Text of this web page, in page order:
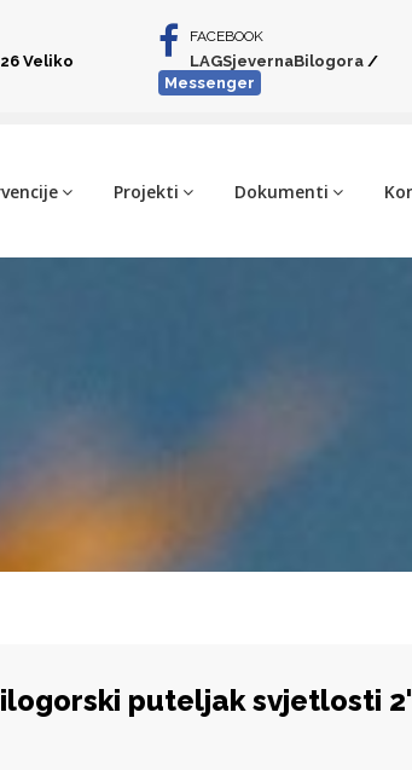
Veliko
FACEBOOK
LAGSjevernaBilogora/
Messenger
Projekti Dokumenti
puteljak svjetlosti